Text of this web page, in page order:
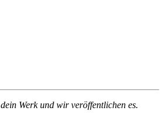
Werk und wir veröffentlichen es.